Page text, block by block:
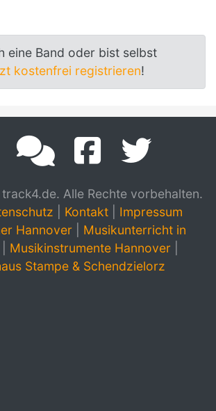
eine Band oder bist selbst
kostenfrei registrieren!
Alle Rechte vorbehalten.
Kontakt
Impressum
Hannover
Musikunterricht in
Musikinstrumente Hannover
Stampe & Schendzielorz